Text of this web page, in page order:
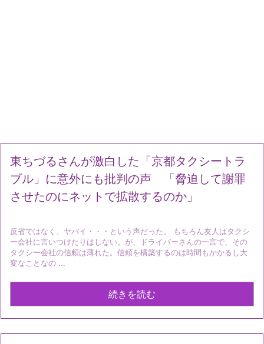
東ちづるさんが激白した「京都タクシートラ
ブル」に意外にも批判の声 「脅迫して謝罪
させたのにネットで拡散するのか」
反省ではなく、ヤバイ・・・という声だった。 もちろん友人はタクシ
ー会社に言いつけたりはしない。が、ドライバーさんの一言で、その
タクシー会社の信頼は薄れた。信頼を構築するのは時間もかかるし大
変なことなの ...
続きを読む